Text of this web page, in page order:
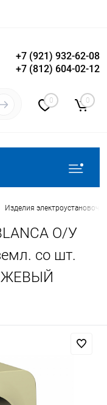
Вход Регистрация
+7 (921) 932-62-08
+7 (812) 604-02-12
0 0
Изделия
О/У
со шт.